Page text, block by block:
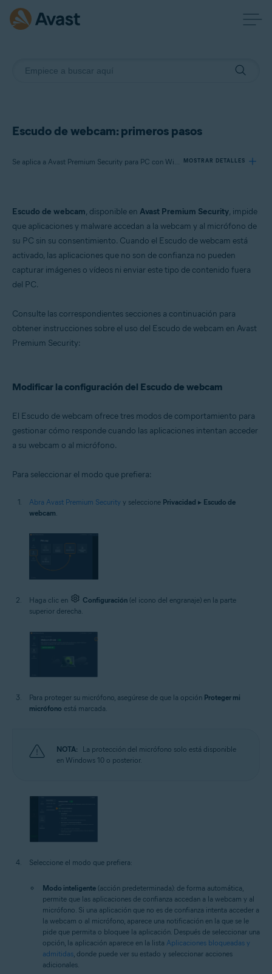
Escudo de webcam: primeros pasos
Se aplica a Avast Premium Security para PC con Windows MOSTRAR DETALLES
Productos:
Avast Premium Security 23.x para PC con Windows
Microsoft Windows 11 Home/Pro/Enterprise/Education
Microsoft Windows 8.1/Pro/Enterprise - 32 o 64 bits
Microsoft Windows 7 Home Basic/Home
Convenient Rollup Update, 32 o 64 bits
Escudo de webcam, disponible en Avast Premium Security, impide
que aplicaciones y malware accedan a la webcam y al micrófono de
su PC sin su consentimiento. Cuando el Escudo de webcam está
activado, las aplicaciones que no son de confianza no pueden
capturar imágenes o vídeos ni enviar este tipo de contenido fuera
del PC.
Consulte las correspondientes secciones a continuación para
obtener instrucciones sobre el uso del Escudo de webcam en Avast
Premium Security:
Modificar la configuración del Escudo de webcam
El Escudo de webcam ofrece tres modos de comportamiento para
gestionar cómo responde cuando las aplicaciones intentan acceder
a su webcam o al micrófono.
Para seleccionar el modo que prefiera:
Abra Avast Premium Security y seleccione Privacidad ▸ Escudo de
webcam.
Haga clic en Configuración (el icono del engranaje) en la parte
superior derecha.
Para proteger su micrófono, asegúrese de que la opción Proteger mi
micrófono está marcada.
NOTA:
La protección del micrófono solo está disponible
en Windows 10 o posterior.
Seleccione el modo que prefiera:
Modo inteligente (acción predeterminada): de forma automática,
permite que las aplicaciones de confianza accedan a la webcam y al
micrófono. Si una aplicación que no es de confianza intenta acceder a
la webcam o al micrófono, aparece una notificación en la que se le
pide que permita o bloquee la aplicación. Después de seleccionar una
opción, la aplicación aparece en la lista Aplicaciones bloqueadas y
admitidas , donde puede ver su estado y seleccionar acciones
adicionales.